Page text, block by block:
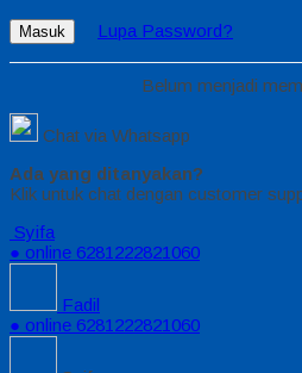
Masuk Lupa Password?
Belum menjadi
Chat via Whatsapp
Ada yang ditanyakan?
Klik untuk chat dengan customer
Syifa
● online 6281222821060
Fadil
● online 6281222821060